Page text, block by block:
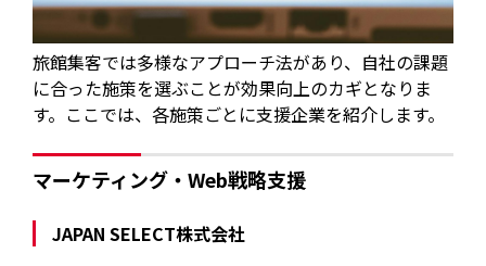
旅館集客では多様なアプローチ法があり、自社の課題
に合った施策を選ぶことが効果向上のカギとなりま
す。ここでは、各施策ごとに支援企業を紹介します。
マーケティング・Web戦略支援
JAPAN SELECT株式会社